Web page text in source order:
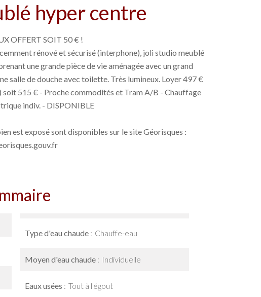
hyper centre
OFFERT SOIT 50 € !
rénové et sécurisé (interphone), joli studio meublé
une grande pièce de vie aménagée avec un grand
salle de douche avec toilette. Très lumineux. Loyer 497 €
soit 515 € - Proche commodités et Tram A/B - Chauffage
indiv. - DISPONIBLE
est exposé sont disponibles sur le site Géorisques :
Type d'eau chaude Chauffe-eau
Moyen d'eau chaude Individuelle
Eaux usées Tout à l'égout